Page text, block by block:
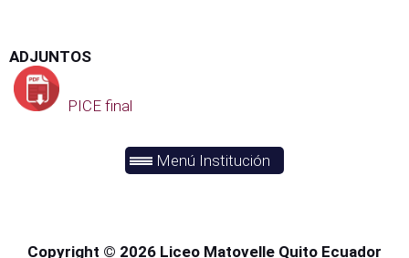
ADJUNTOS
PICE final
Menú Institución
Copyright © 2026 Liceo Matovelle Quito Ecuador